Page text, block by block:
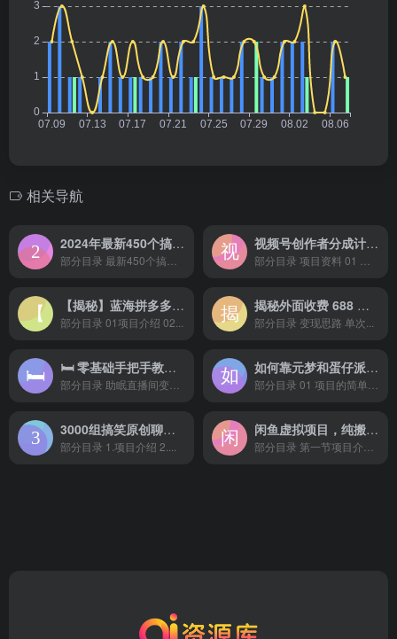
相关导航
2024年最新450个搞钱玩法合集 视频号创作者分成计划，IP 动漫玩法，小白容易做，月入 3000+
【揭秘】蓝海拼多多不露脸直播，11 月最新玩法，单天变现 3000+ 素人读稿即可
部分目录 01项目介绍 02...
揭秘外面收费 688 的抖音直播伴侣新规则跳过投稿或开播指标
部分目录 变现思路 单次...
🛏 零基础手把手教你搭建助眠直播间，月入过W，可矩阵操作放大收益 如何靠元梦和蛋仔派对日入1000+黑科技过实名无脑转化【揭秘】
3000组搞笑原创聊天记录 作品快速破10万播放 多渠道变现
部分目录 1.项目介绍 2....
闲鱼虚拟项目，纯搬运一个月挣了 3W，单号月入 5000 起步